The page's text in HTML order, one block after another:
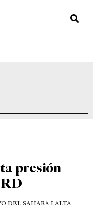
presión
DEL SAHARA I ALTA